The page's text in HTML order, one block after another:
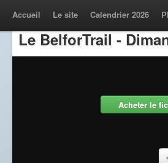
Accueil Le site Calendrier 2026
Le BelforTrail -
Acheter le